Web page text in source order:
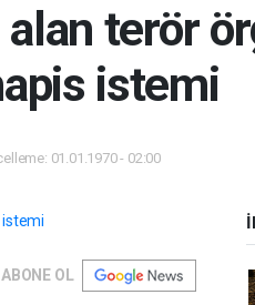
terör
istemi
01.01.1970 - 02:00
ABONE OL